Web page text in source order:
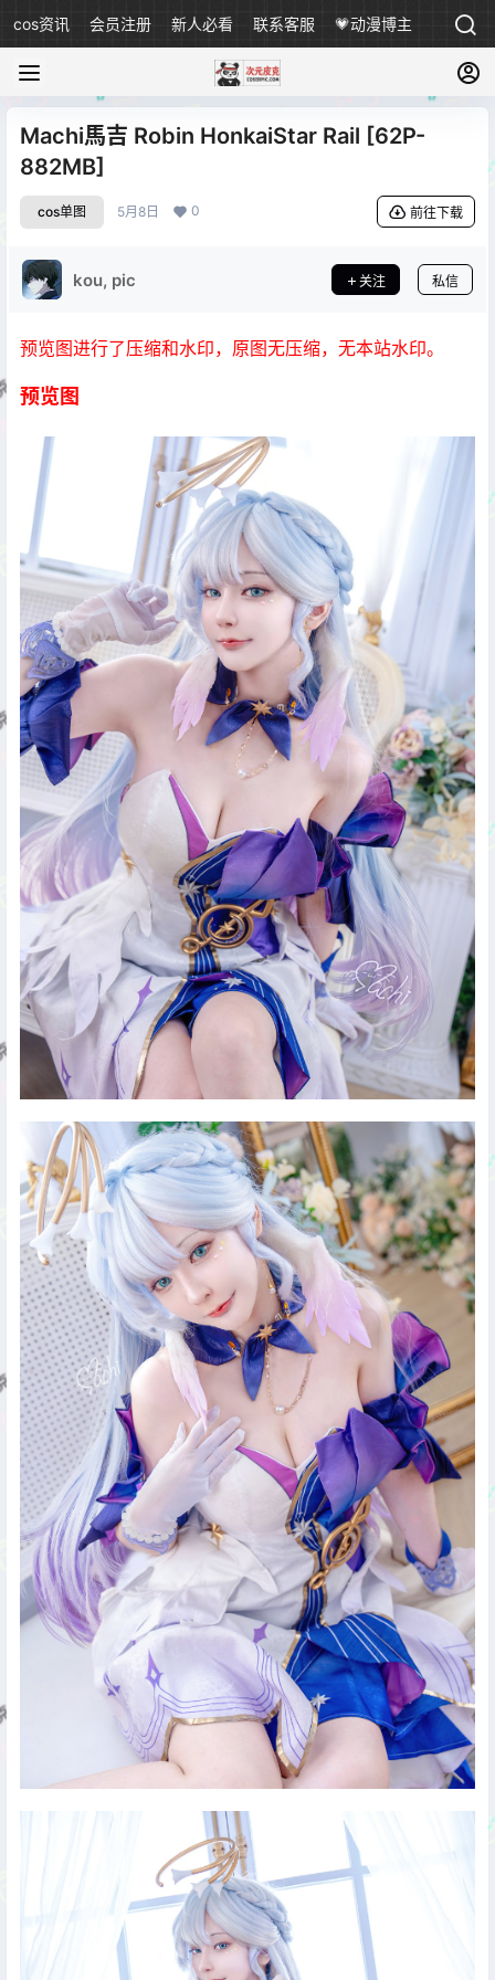
cos资讯 会员注册 新人必看 联系客服 💗动漫博主
Machi馬吉 Robin HonkaiStar Rail [62P-
882MB]
cos单图 5月8日 0 前往下载
kou, pic 关注 私信
预览图进行了压缩和水印，原图无压缩，无本站水印。
预览图